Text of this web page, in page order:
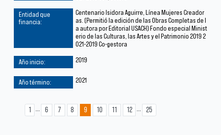
Centenario Isidora Aguirre, Línea Mujeres Creador
as. (Permitió la edición de las Obras Completas de l
a autora por Editorial USACH) Fondo especial Minist
erio de las Culturas, las Artes y el Patrimonio 2019 2
021-2019 Co-gestora
2019
2021
1 6 7 8 9 10 11 12 25